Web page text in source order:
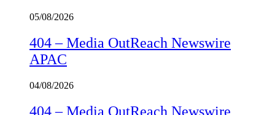
05/08/2026
404 – Media OutReach Newswire
APAC
04/08/2026
404 – Media OutReach Newswire